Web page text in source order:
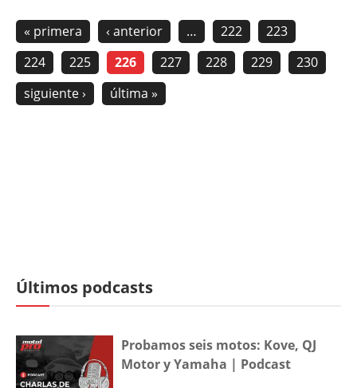
« primera ‹ anterior … 222
223
224
225 226 227 228 229
230
siguiente ›
última »
Últimos podcasts
Probamos seis motos: Kove, QJ
Motor y Yamaha | Podcast